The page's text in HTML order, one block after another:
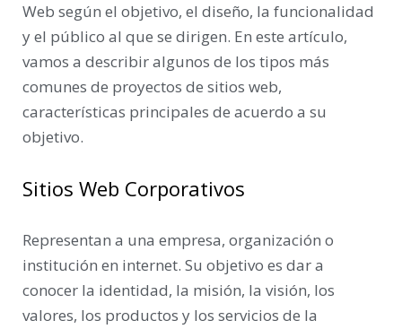
Web según el objetivo, el diseño, la funcionalidad
y el público al que se dirigen. En este artículo,
vamos a describir algunos de los tipos más
comunes de proyectos de sitios web,
características principales de acuerdo a su
objetivo.
Sitios Web Corporativos
Representan a una empresa, organización o
institución en internet. Su objetivo es dar a
conocer la identidad, la misión, la visión, los
valores, los productos y los servicios de la